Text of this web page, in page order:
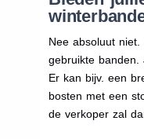
Nee absoluut
gebruikte banden.
Er kan bijv. een
bosten met een
de verkoper zal